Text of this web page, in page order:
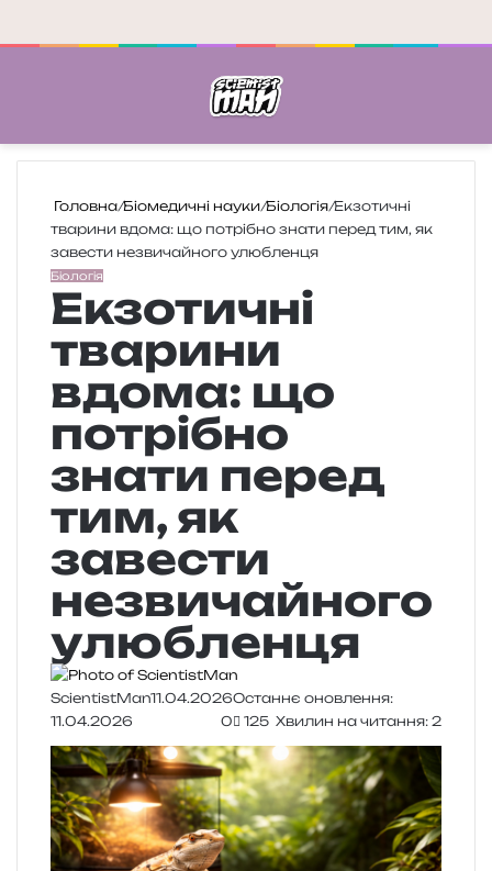
Головна/Біомедичні науки/Біологія/Екзотичні
тварини вдома: що потрібно знати перед тим, як
завести незвичайного улюбленця
Біологія
Екзотичні
тварини
вдома: що
потрібно
знати перед
тим, як
завести
незвичайного
улюбленця
ScientistMan11.04.2026Останнє оновлення:
11.04.2026
0 125 Хвилин на читання: 2